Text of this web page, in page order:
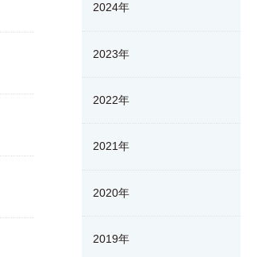
2024年
2023年
2022年
2021年
2020年
2019年